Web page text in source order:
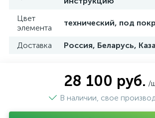
Цвет
элемента
технический, под
Доставка Россия, Беларусь,
28 100 руб. /
В наличии, свое